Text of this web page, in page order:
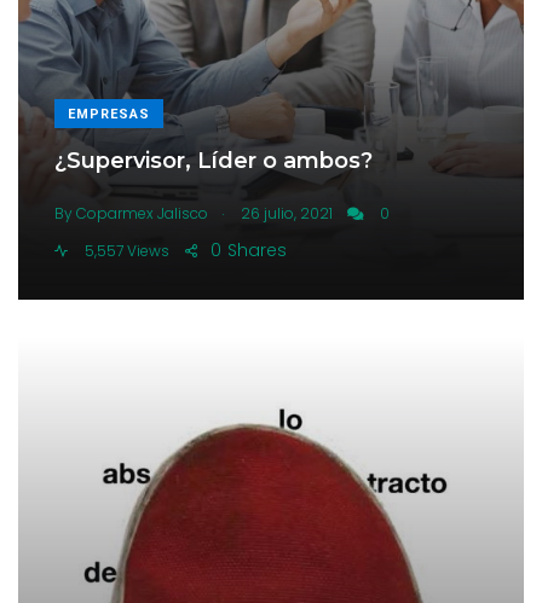
EMPRESAS
¿Supervisor, Líder o ambos?
By Coparmex Jalisco . 26 julio, 2021
0
5,557 Views
Shares
0